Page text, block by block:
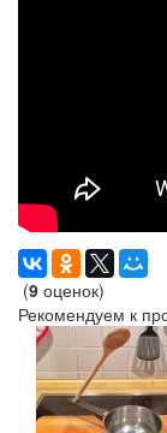
(9 оценок)
Рекомендуем к